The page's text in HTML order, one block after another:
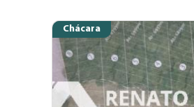
Chácara